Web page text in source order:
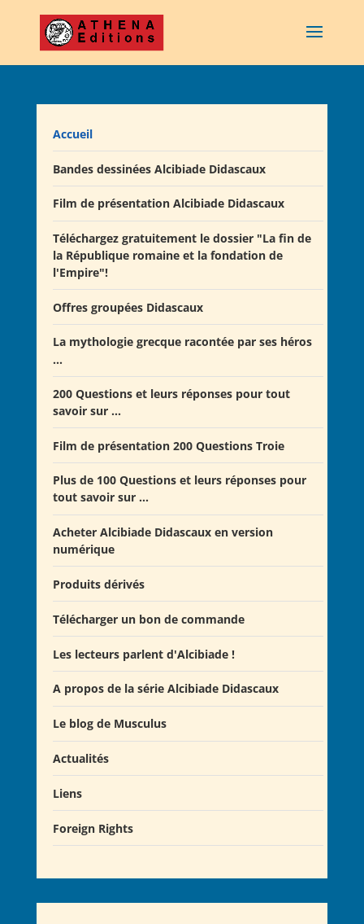
Accueil
Bandes dessinées Alcibiade Didascaux
Film de présentation Alcibiade Didascaux
Téléchargez gratuitement le dossier "La fin de
la République romaine et la fondation de
l'Empire"!
Offres groupées Didascaux
Offre "Tout savoir sur la guerre de Troie!"
Offre Spéciale Moyen Âge
Offre 5 volumes + cadeau
Offre Spéciale Latinistes
Offre Spéciale “De la fin de la République romaine à
la fondation de l’Empire”
Offre Collection complète Alcibiade Didascaux
La mythologie grecque racontée par ses héros
...
200 Questions et leurs réponses pour tout
savoir sur ...
Film de présentation 200 Questions Troie
Plus de 100 Questions et leurs réponses pour
tout savoir sur ...
Acheter Alcibiade Didascaux en version
numérique
Produits dérivés
Télécharger un bon de commande
Les lecteurs parlent d'Alcibiade !
Les lecteurs en parlent - Livre d'0r
Flipbook Exposé Alcibiade Didascaux
A propos de la série Alcibiade Didascaux
Le blog de Musculus
Actualités
Actualités
Salons du Livre
Liens
Foreign Rights